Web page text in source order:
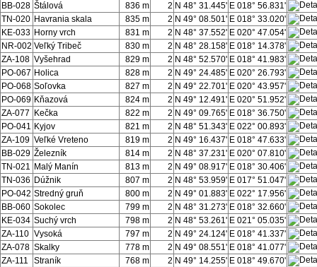
BB-028 Štálová 836 m 2 N 48° 31.445' E 018° 56.831'
TN-020 Havrania skala 835 m 2 N 49° 08.501' E 018° 33.020'
KE-033 Horny vrch 831 m 2 N 48° 37.552' E 020° 47.054'
NR-002 Veľký Tribeč 830 m 2 N 48° 28.158' E 018° 14.378'
ZA-108 Vyšehrad 829 m 2 N 48° 52.570' E 018° 41.983'
PO-067 Holica 828 m 2 N 49° 24.485' E 020° 26.793'
PO-068 Soľovka 827 m 2 N 49° 22.701' E 020° 43.957'
PO-069 Kňazová 824 m 2 N 49° 12.491' E 020° 51.952'
ZA-077
Kečka 822 m 2 N 49° 09.765' E 018° 36.750'
PO-041 Kyjov 821 m 2 N 48° 51.343' E 022° 00.893'
ZA-109 Veľké Vreteno 819 m 2 N 49° 16.437' E 018° 47.633'
BB-029 Železník 814 m 2 N 48° 37.231' E 020° 07.810'
TN-021 Malý Manín 813 m 2 N 49° 08.917' E 018° 30.406'
TN-036 Dúžnik 807 m 2 N 48° 53.959' E 017° 51.047'
PO-042 Stredný gruň 800 m 2 N 49° 01.883' E 022° 17.956'
BB-060 Sokolec 799 m 2 N 48° 31.273' E 018° 32.660'
KE-034 Suchý vrch 798 m 2 N 48° 53.261' E 021° 05.035'
ZA-110 Vysoká 797 m 2 N 49° 24.124' E 018° 41.337'
ZA-078 Skalky 778 m 2 N 49° 08.551' E 018° 41.077'
ZA-111
Straník 768 m 2 N 49° 14.255' E 018° 49.670'